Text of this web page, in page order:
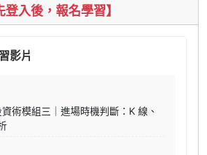
登入後，報名學習】
影片
術模組三｜進場時機判斷：K 線、